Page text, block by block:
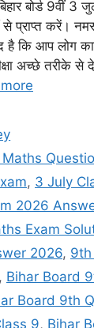
बोर्ड 9वीं 3
प्राप्त करें।
है कि आप
अच्छे तरीके से
, 3 July
2026
Exam
2026, 9th
, Bihar Board
Board 9th
9, Bihar